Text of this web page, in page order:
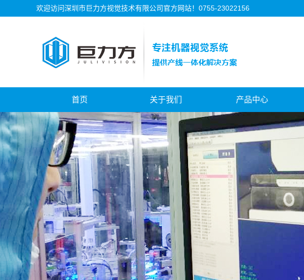
欢迎访问深圳市巨力方视觉技术有限公司官方网站！0755-23022156
首页 关于我们
公司简介
公司资质
公司历程
公司文化
产品中心
珠海3C行业
珠海FPC行业
珠海背光源行业
珠海模切机行业
珠海机器人视觉
珠海天地盖制盒机行业